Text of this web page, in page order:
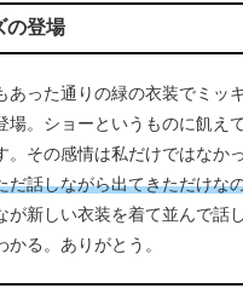
の登場
あった通りの緑の衣装でミッ
場。ショーというものに飢え
。その感情は私だけではなか
だ話しながら出てきただけな
が新しい衣装を着て並んで話
る。ありがとう。